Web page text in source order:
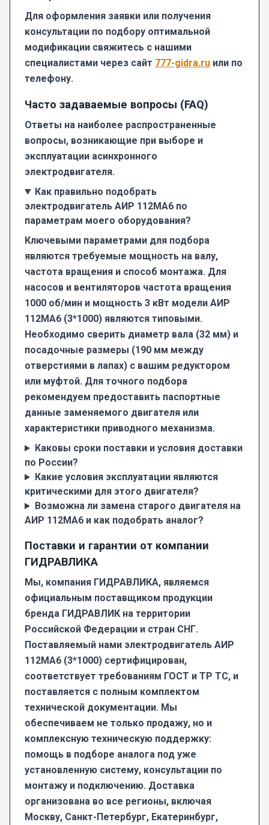
Для оформления заявки или получения
консультации по подбору оптимальной
модификации свяжитесь с нашими
специалистами через сайт 777-gidra.ru или по
телефону.
Часто задаваемые вопросы (FAQ)
Ответы на наиболее распространенные
вопросы, возникающие при выборе и
эксплуатации асинхронного
электродвигателя.
Как правильно подобрать
электродвигатель АИР 112МА6 по
параметрам моего оборудования?
Ключевыми параметрами для подбора
являются требуемые мощность на валу,
частота вращения и способ монтажа. Для
насосов и вентиляторов частота вращения
1000 об/мин и мощность 3 кВт модели АИР
112МА6 (3*1000) являются типовыми.
Необходимо сверить диаметр вала (32 мм) и
посадочные размеры (190 мм между
отверстиями в лапах) с вашим редуктором
или муфтой. Для точного подбора
рекомендуем предоставить паспортные
данные заменяемого двигателя или
характеристики приводного механизма.
Каковы сроки поставки и условия доставки
по России?
Какие условия эксплуатации являются
критическими для этого двигателя?
Возможна ли замена старого двигателя на
АИР 112МА6 и как подобрать аналог?
Поставки и гарантии от компании
ГИДРАВЛИКА
Мы, компания ГИДРАВЛИКА, являемся
официальным поставщиком продукции
бренда ГИДРАВЛИК на территории
Российской Федерации и стран СНГ.
Поставляемый нами электродвигатель АИР
112МА6 (3*1000) сертифицирован,
соответствует требованиям ГОСТ и ТР ТС, и
поставляется с полным комплектом
технической документации. Мы
обеспечиваем не только продажу, но и
комплексную техническую поддержку:
помощь в подборе аналога под уже
установленную систему, консультации по
монтажу и подключению. Доставка
организована во все регионы, включая
Москву, Санкт-Петербург, Екатеринбург,